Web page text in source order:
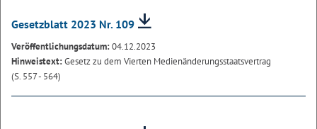
Gesetzblatt 2023 Nr. 109
Veröffentlichungsdatum:04.12.2023
Hinweistext:Gesetz zu dem Vierten Medienänderungsstaatsvertrag
(S. 557 - 564)